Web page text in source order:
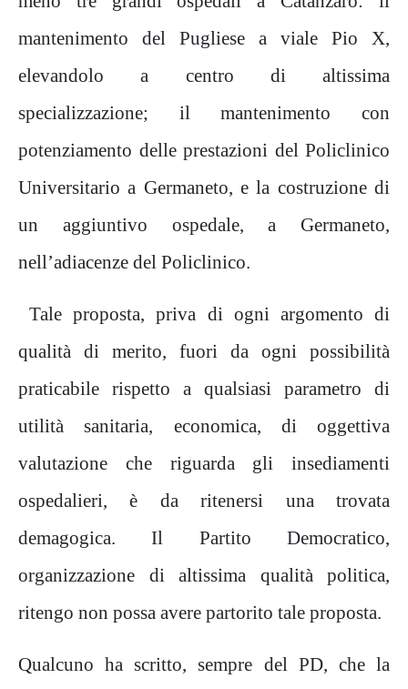
mantenimento del Pugliese a viale Pio X,
elevandolo a centro di altissima
specializzazione; il mantenimento con
potenziamento delle prestazioni del Policlinico
Universitario a Germaneto, e la costruzione di
un aggiuntivo ospedale, a Germaneto,
nell’adiacenze del Policlinico.
Tale proposta, priva di ogni argomento di
qualità di merito, fuori da ogni possibilità
praticabile rispetto a qualsiasi parametro di
utilità sanitaria, economica, di oggettiva
valutazione che riguarda gli insediamenti
ospedalieri, è da ritenersi una trovata
demagogica. Il Partito Democratico,
organizzazione di altissima qualità politica,
ritengo non possa avere partorito tale proposta.
Qualcuno ha scritto, sempre del PD, che la